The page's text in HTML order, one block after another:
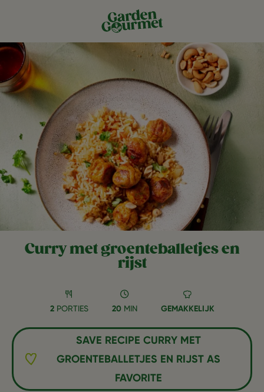
Curry met groenteballetjes en
rijst
2 PORTIES 20 MIN GEMAKKELIJK
SAVE RECIPE CURRY MET
GROENTEBALLETJES EN RIJST AS
FAVORITE